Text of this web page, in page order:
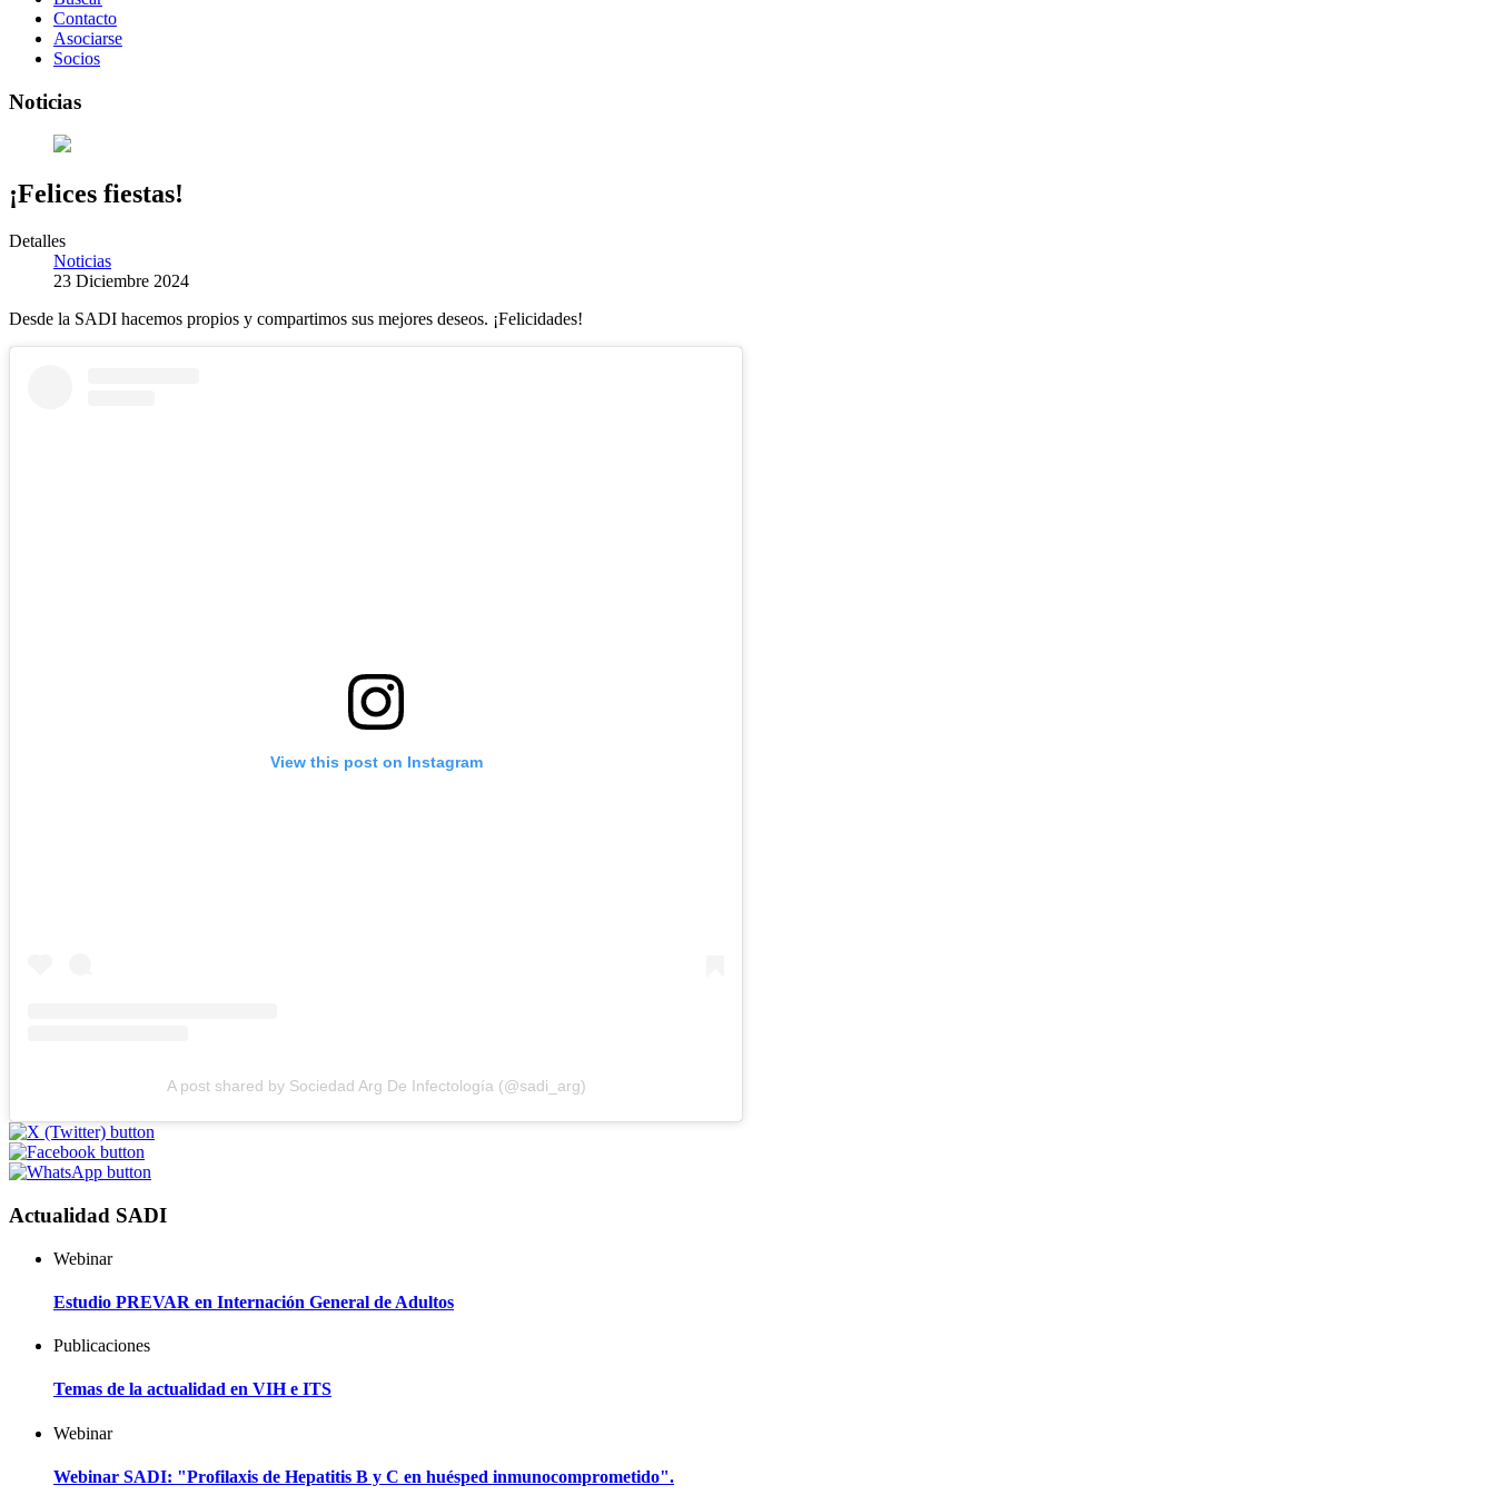
Contacto
Asociarse
Socios
Noticias
¡Felices fiestas!
Detalles
Noticias
23 Diciembre 2024
Desde la SADI hacemos propios y compartimos sus mejores deseos. ¡Felicidades!
View this post on Instagram
A post shared by Sociedad Arg De Infectología (@sadi_arg)
Actualidad SADI
Webinar
Estudio PREVAR en Internación General de Adultos
Publicaciones
Temas de la actualidad en VIH e ITS
Webinar
Webinar SADI: "Profilaxis de Hepatitis B y C en huésped inmunocomprometido".